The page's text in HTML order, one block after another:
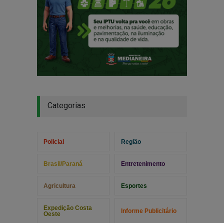
Categorias
Policial Região
Brasil/Paraná Entretenimento
Agricultura Esportes
Expedição Costa
Oeste
Informe Publicitário